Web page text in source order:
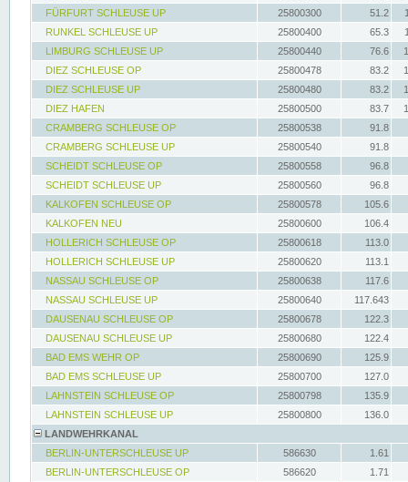
FÜRFURT SCHLEUSE UP
25800300 51.2
RUNKEL SCHLEUSE UP
25800400 65.3
LIMBURG SCHLEUSE UP
25800440 76.6
DIEZ SCHLEUSE OP
25800478 83.2
DIEZ SCHLEUSE UP
25800480 83.2
DIEZ HAFEN
25800500 83.7
CRAMBERG SCHLEUSE OP
25800538
91.8
CRAMBERG SCHLEUSE UP
25800540
91.8
SCHEIDT SCHLEUSE OP
25800558
96.8
SCHEIDT SCHLEUSE UP
25800560
96.8
KALKOFEN SCHLEUSE OP
25800578
105.6
KALKOFEN NEU
25800600
106.4
HOLLERICH SCHLEUSE OP
25800618
113.0
HOLLERICH SCHLEUSE UP
25800620
113.1
NASSAU SCHLEUSE OP
25800638
117.6
NASSAU SCHLEUSE UP
25800640
117.643
DAUSENAU SCHLEUSE OP
25800678
122.3
DAUSENAU SCHLEUSE UP
25800680
122.4
BAD EMS WEHR OP
25800690
125.9
BAD EMS SCHLEUSE UP
25800700
127.0
LAHNSTEIN SCHLEUSE OP
25800798
135.9
LAHNSTEIN SCHLEUSE UP
25800800
136.0
LANDWEHRKANAL
BERLIN-UNTERSCHLEUSE UP
586630
1.61
BERLIN-UNTERSCHLEUSE OP
586620
1.71